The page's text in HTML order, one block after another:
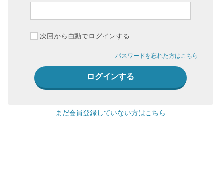
次回から自動でログインする
パスワードを忘れた方はこちら
まだ会員登録していない方はこちら